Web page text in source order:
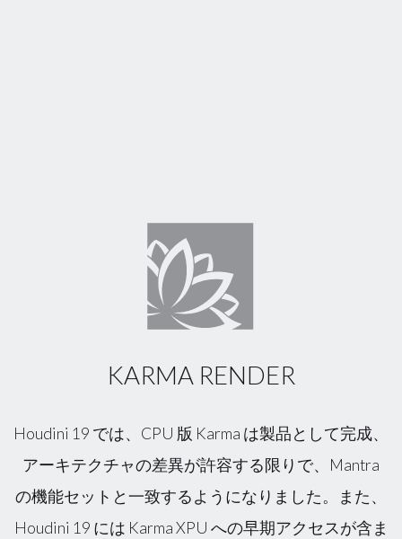
KARMA RENDER
Houdini 19 では、CPU 版 Karma は製品として完成、
アーキテクチャの差異が許容する限りで、Mantra
の機能セットと一致するようになりました。また、
Houdini 19 には Karma XPU への早期アクセスが含ま